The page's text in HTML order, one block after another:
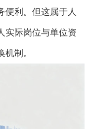
便利。但这属于人
实际岗位与单位资
制。